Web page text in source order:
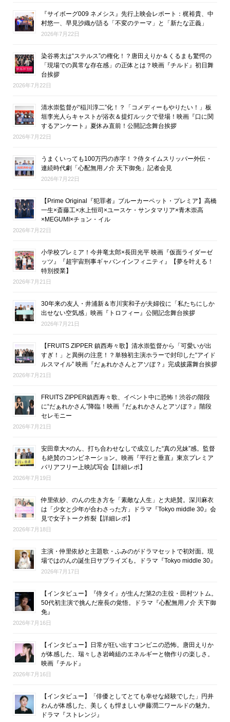
『サイボーグ009 ネメシス』先行上映会レポート：梶裕貴、中
村悠一、早見沙織が語る「不変のテーマ」と「新たな正義」
2026年7月22日
染谷将太は“ステルス”の権化！？唐田えりか＆くるまも驚愕の
「現場での異常な存在感」の正体とは？映画『チルド』初日舞
台挨拶
2026年7月22日
清水崇監督が“稲川淳二”化！？「コメディーもやりたい！」板
垣李光人らキャストが浴衣＆提灯ルックで登場！映画『口に関
するアンケート』夏休み直前！公開記念舞台挨拶
2026年7月22日
うまくいっても100万円の赤字！？侍タイムスリッパー外伝・
連続時代劇「心配無用ノ介 天下御免」記者会見
2026年7月22日
【Prime Original『犯罪者』ブルーカーペット・プレミア】高橋
一生×斎藤工×水上恒司×ユースケ・サンタマリア×青木崇高
×MEGUMI×チョン・イル
2026年7月22日
小学校プレミア！今井竜太郎×長田光平 映画『仮面ライダーゼ
ッツ』『超宇宙刑事ギャバンインフィニティ』【夢を叶える！
特別授業】
2026年7月21日
30年来の友人・井浦新＆市川実和子が夫婦役に「私たちにしか
出せない空気感」映画『トロフィー』公開記念舞台挨拶
2026年7月21日
【FRUITS ZIPPER 鎮西寿々歌】清水崇監督から「可愛いが出
すぎ！」と異例の注意！？単独初主演ホラーで封印した“アイド
ルスマイル” 映画『だぁれかさんとアソぼ？』完成披露舞台挨拶
2026年7月21日
FRUITS ZIPPER鎮西寿々歌、イベント中に恐怖！渋谷の階段
に“だぁれかさん”降臨！映画『だぁれかさんとアソぼ？』階段
セレモニー
2026年7月21日
安田章大×のん、打ち合わせなしで成立した“真の兄妹”感。監督
も絶賛のコンビネーション。映画『平行と垂直』東京プレミア
バリアフリー上映試写会【詳細レポ】
2026年7月19日
仲里依紗、のんの生き方を「素敵な人生」と大絶賛。深川麻衣
は「少女と少年が合わさった方」ドラマ『Tokyo middle 30』会
見で女子トーク炸裂【詳細レポ】
2026年7月18日
主演・仲里依紗と主題歌・ふみのがドラマセットで初対面。現
場ではのんの誕生日サプライズも。ドラマ『Tokyo middle 30』
2026年7月17日
【インタビュー】『侍タイ』が生んだ第2の主役・田村ツトム。
50代初主演で挑んだ座長の覚悟。ドラマ『心配無用ノ介 天下御
免』
2026年7月16日
【インタビュー】日常が狂い出すコンビニの恐怖。唐田えりか
が体感した、瑞々しき岩崎組のエネルギーと物作りの楽しさ。
映画『チルド』
2026年7月16日
【インタビュー】「俳優としてとても幸せな経験でした」円井
わんが体感した、美しくも悍ましい伊藤潤二ワールドの魅力。
ドラマ『ストレンジ』